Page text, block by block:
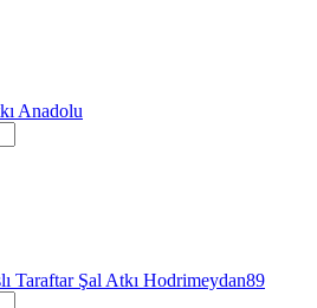
Anadolu
Taraftar Şal Atkı Hodrimeydan89